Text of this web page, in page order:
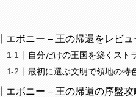
エボニー – 王の帰還をレビュ
自分だけの王国を築くスト
最初に選ぶ文明で領地の特
エボニー – 王の帰還の序盤攻